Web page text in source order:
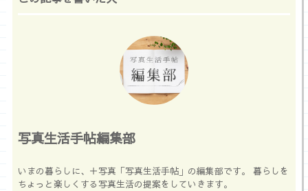
写真生活手帖編集部
いまの暮らしに、＋写真「写真生活手帖」の編集部です。 暮らしを
ちょっと楽しくする写真生活の提案をしていきます。